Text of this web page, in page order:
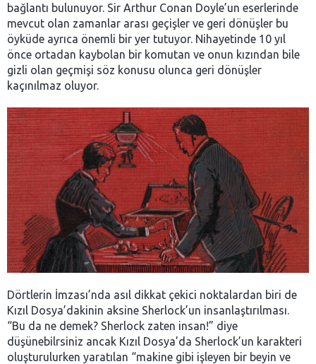
bağlantı bulunuyor. Sir Arthur Conan Doyle’un eserlerinde
mevcut olan zamanlar arası geçişler ve geri dönüşler bu
öyküde ayrıca önemli bir yer tutuyor. Nihayetinde 10 yıl
önce ortadan kaybolan bir komutan ve onun kızından bile
gizli olan geçmişi söz konusu olunca geri dönüşler
kaçınılmaz oluyor.
Dörtlerin İmzası’nda asıl dikkat çekici noktalardan biri de
Kızıl Dosya’dakinin aksine Sherlock’un insanlaştırılması.
“Bu da ne demek? Sherlock zaten insan!” diye
düşünebilrsiniz ancak Kızıl Dosya’da Sherlock’un karakteri
oluşturulurken yaratılan “makine gibi işleyen bir beyin ve